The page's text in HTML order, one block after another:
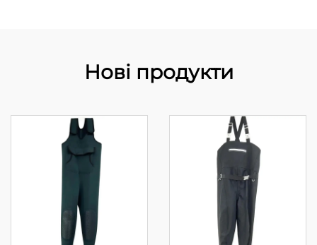
Нові продукти